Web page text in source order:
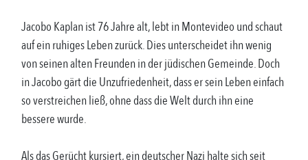
Jacobo Kaplan ist 76 Jahre alt, lebt in Montevideo und schaut
auf ein ruhiges Leben zurück. Dies unterscheidet ihn wenig
von seinen alten Freunden in der jüdischen Gemeinde. Doch
in Jacobo gärt die Unzufriedenheit, dass er sein Leben einfach
so verstreichen ließ, ohne dass die Welt durch ihn eine
bessere wurde.
Als das Gerücht kursiert, ein deutscher Nazi halte sich seit